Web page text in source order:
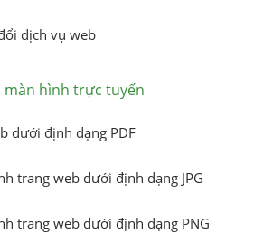
dịch vụ web
màn hình trực tuyến
dưới định dạng PDF
trang web dưới định dạng JPG
trang web dưới định dạng PNG